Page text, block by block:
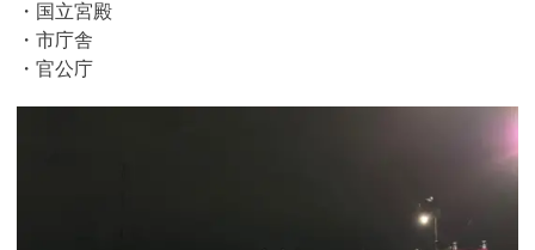
・国立宮殿
・市庁舎
・官公庁